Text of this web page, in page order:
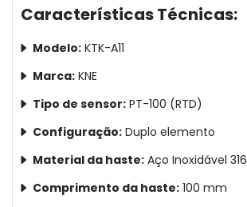
Características Técnicas:
Modelo: KTK-A11
Marca: KNE
Tipo de sensor: PT-100 (RTD)
Configuração: Duplo elemento
Material da haste: Aço Inoxidável 316
Comprimento da haste: 100 mm